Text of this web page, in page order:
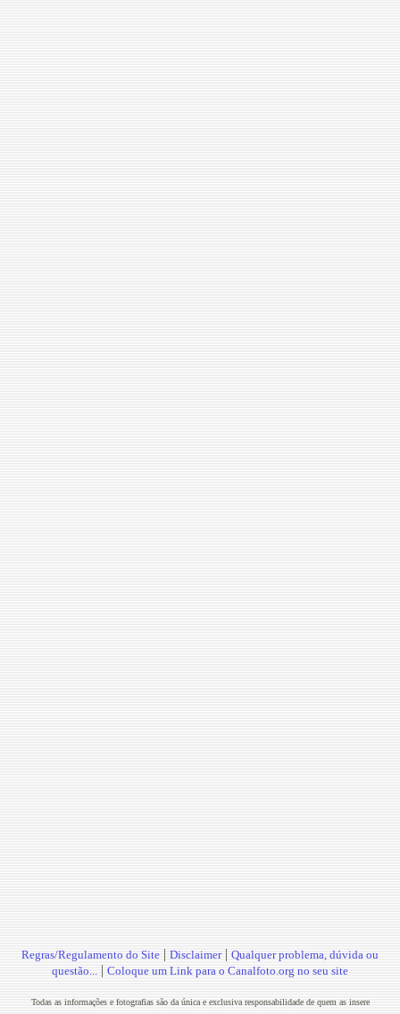
Regras/Regulamento do Site | Disclaimer| Qualquer problema, dúvida ou
questão... | Coloque um Link para o Canalfoto.org no seu site
Todas as informações e fotografias são da única e exclusiva responsabilidade de quem as insere